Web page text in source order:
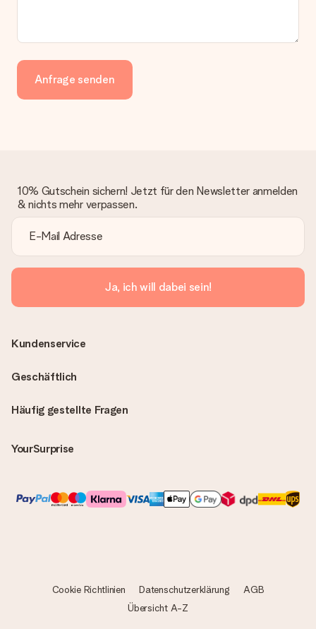
Anfrage senden
10% Gutschein sichern! Jetzt für den Newsletter anmelden
& nichts mehr verpassen.
Ja, ich will dabei sein!
Häufig gestellte Fragen
YourSurprise
Kundenservice
Geschäftlich
Cookie Richtlinien Datenschutzerklärung
AGB
Übersicht A-Z